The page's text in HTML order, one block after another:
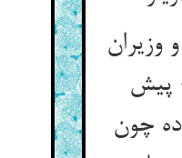
وزیران
پیش
چون